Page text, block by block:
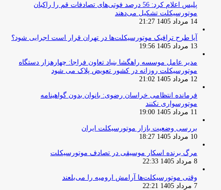
پلیس اعلام کرد: 56 درصد فوتی‌های تصادفات قم را راکبان
موتورسیکلت تشکیل می‌دهند
14 مرداد 1405 21:27
آیا طرح ترافیک موتورسیکلت‌ها در تهران قرار است اجرایی شود؟
13 مرداد 1405 19:56
مدیر عامل موسسه راهگشا بنیاد تعاون فراجا: چهارهزار دستگاه
موتورسیکلت روزانه در کشور تعویض پلاک می شود
12 مرداد 1405 21:02
فرمانده انتظامی خراسان رضوی: بانوان بدون گواهینامه
موتورسواری نکنند
11 مرداد 1405 19:00
بررسی وضعیت بازار موتورسیکلت ایران
10 مرداد 1405 18:27
مرگ برنده اسکار موسیقی در تصادف موتورسیکلت
8 مرداد 1405 22:33
وقتی موتورسیکلت‌ها آرامش ارومیه را می‌بلعند
7 مرداد 1405 22:21